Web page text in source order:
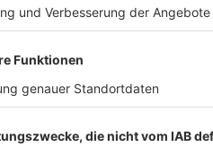
IDW-Standards
(02.2026)“ verabschiedet. In